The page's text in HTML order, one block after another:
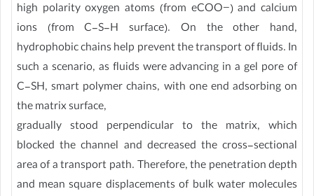
high polarity oxygen atoms (from eCOO−) and calcium
ions (from C-S-H surface). On the other hand,
hydrophobic chains help prevent the transport of fluids. In
such a scenario, as fluids were advancing in a gel pore of
C-SH, smart polymer chains, with one end adsorbing on
the matrix surface,
gradually stood perpendicular to the matrix, which
blocked the channel and decreased the cross-sectional
area of a transport path. Therefore, the penetration depth
and mean square displacements of bulk water molecules